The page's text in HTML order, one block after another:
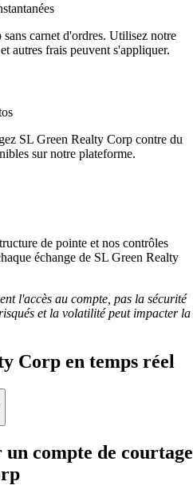
carnet d'ordres. Utilisez notre
autres frais peuvent s'appliquer.
SL Green Realty Corp contre du
sur notre plateforme.
de pointe et nos contrôles
échange de SL Green Realty
l'accès au compte, pas la sécurité
et la volatilité peut impacter la
Corp en temps réel
compte de courtage